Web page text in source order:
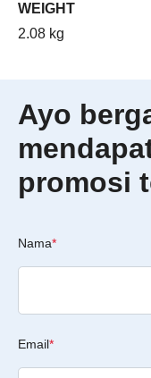
WEIGHT
2.08 kg
Ayo
promosi
Nama*
Email*